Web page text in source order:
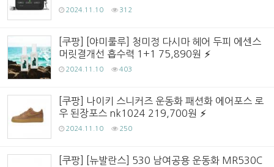
2024.11.10 312
[쿠팡] [야미룰루] 청미정 다시마 헤어 두피 에센스
머릿결개선 흡수력 1+1 75,890원
2024.11.10 403
[쿠팡] 나이키 스니커즈 운동화 패션화 에어포스 로
우 된장포스 nk1024 219,700원
2024.11.10 250
[쿠팡] [뉴발란스] 530 남여공용 운동화 MR530C